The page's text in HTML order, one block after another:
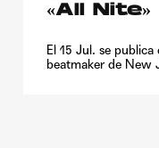
«All Nite»
El 15 Jul. se
beatmaker de New